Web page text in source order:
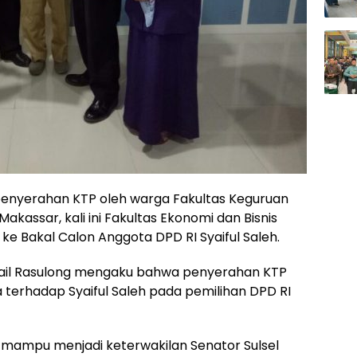
KTP oleh warga Fakultas Keguruan
kali ini Fakultas Ekonomi dan Bisnis
Bakal Calon Anggota DPD RI Syaiful Saleh.
Rasulong mengaku bahwa penyerahan KTP
Syaiful Saleh pada pemilihan DPD RI
menjadi keterwakilan Senator Sulsel